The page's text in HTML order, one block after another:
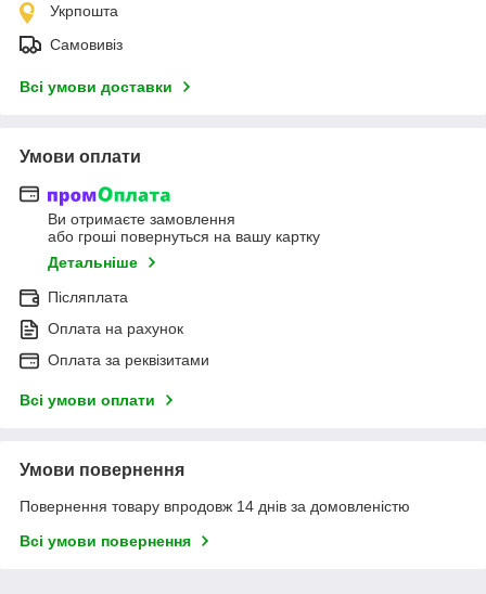
Укрпошта
Самовивіз
Всі умови доставки
Умови оплати
Ви отримаєте замовлення
або гроші повернуться на вашу картку
Детальніше
Післяплата
Оплата на рахунок
Оплата за реквізитами
Всі умови оплати
Умови повернення
Повернення товару впродовж 14 днів за домовленістю
Всі умови повернення